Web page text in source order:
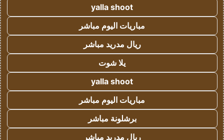
yalla shoot
مباريات اليوم مباشر
ريال مدريد مباشر
يلا شوت
yalla shoot
مباريات اليوم مباشر
برشلونة مباشر
ريال مدريد مباشر